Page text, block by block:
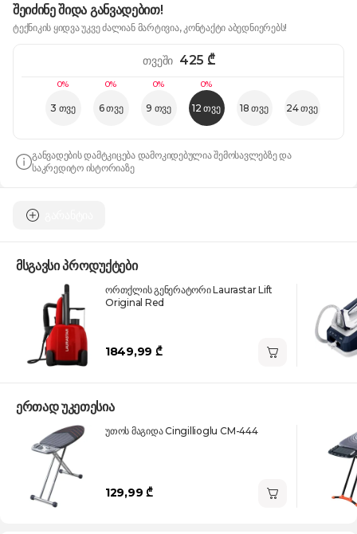
შეიძინე შიდა განვადებით!
ტექნიკის ყიდვა უკვე ძალიან მარტივია, კონტაქტი აბედნიერებს!
0%
3 თვე
0%
6 თვე
0%
9 თვე
0%
12 თვე 18 თვე 24 თვე
თვეში 425 ₾
განვადების დამტკიცება დამოკიდებულია შემოსავლებზე და
საკრედიტო ისტორიაზე
მსგავსი პროდუქტები
ორთქლის გენერატორი Laurastar Lift
Original Red
1849,99 ₾
ერთად უკეთესია
უთოს მაგიდა Cingillioglu CM-444
129,99 ₾